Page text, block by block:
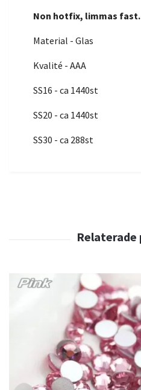
Non hotfix, limmas fast.
Material - Glas
Kvalité - AAA
SS16 - ca 1440st
SS20 - ca 1440st
SS30 - ca 288st